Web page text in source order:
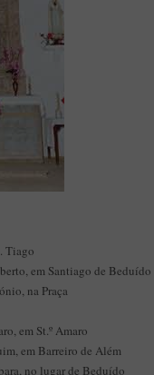
Tiago
em Santiago de Beduído
na Praça
em St.º Amaro
em Barreiro de Além
no lugar de Beduído